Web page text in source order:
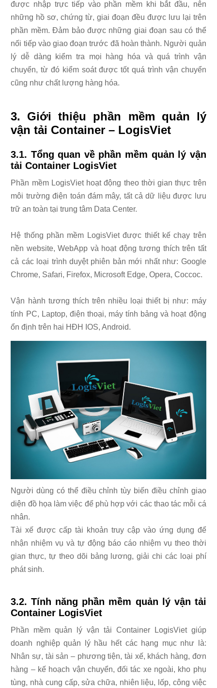
được nhập trực tiếp vào phần mềm khi bắt đầu, nên
những hồ sơ, chứng từ, giai đoạn đều được lưu lại trên
phần mềm. Đảm bảo được những giai đoạn sau có thể
nối tiếp vào giao đoạn trước đã hoàn thành. Người quản
lý dễ dàng kiểm tra mọi hàng hóa và quá trình vận
chuyển, từ đó kiểm soát được tốt quá trình vận chuyển
cũng như chất lượng hàng hóa.
3. Giới thiệu phần mềm quản lý
vận tải Container – LogisViet
3.1. Tổng quan về phần mềm quản lý vận
tải Container LogisViet
Phần mềm LogisViet hoạt động theo thời gian thực trên
môi trường điện toán đám mây, tất cả dữ liệu được lưu
trữ an toàn tại trung tâm Data Center.
Hệ thống phần mềm LogisViet được thiết kế chạy trên
nền website, WebApp và hoạt động tương thích trên tất
cả các loại trình duyệt phiên bản mới nhất như: Google
Chrome, Safari, Firefox, Microsoft Edge, Opera, Coccoc.
Vận hành tương thích trên nhiều loại thiết bị như: máy
tính PC, Laptop, điện thoại, máy tính bảng và hoạt động
ổn định trên hai HĐH IOS, Android.
Người dùng có thể điều chỉnh tùy biến điều chỉnh giao
diện đồ họa làm việc để phù hợp với các thao tác mỗi cá
nhân.
Tài xế được cấp tài khoản truy cập vào ứng dụng để
nhận nhiệm vụ và tự động báo cáo nhiệm vụ theo thời
gian thực, tự theo dõi bảng lương, giải chi các loại phí
phát sinh.
3.2. Tính năng phần mềm quản lý vận tải
Container LogisViet
Phần mềm quản lý vận tải Container LogisViet giúp
doanh nghiệp quản lý hầu hết các hạng mục như là:
Nhân sự, tài sản – phương tiện, tài xế, khách hàng, đơn
hàng – kế hoạch vận chuyển, đối tác xe ngoài, kho phụ
tùng, nhà cung cấp, sửa chữa, nhiên liệu, lốp, công việc